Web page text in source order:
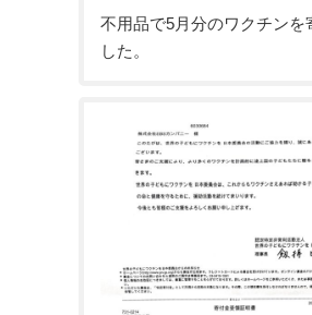
不用品で5月分のワクチンを
した。